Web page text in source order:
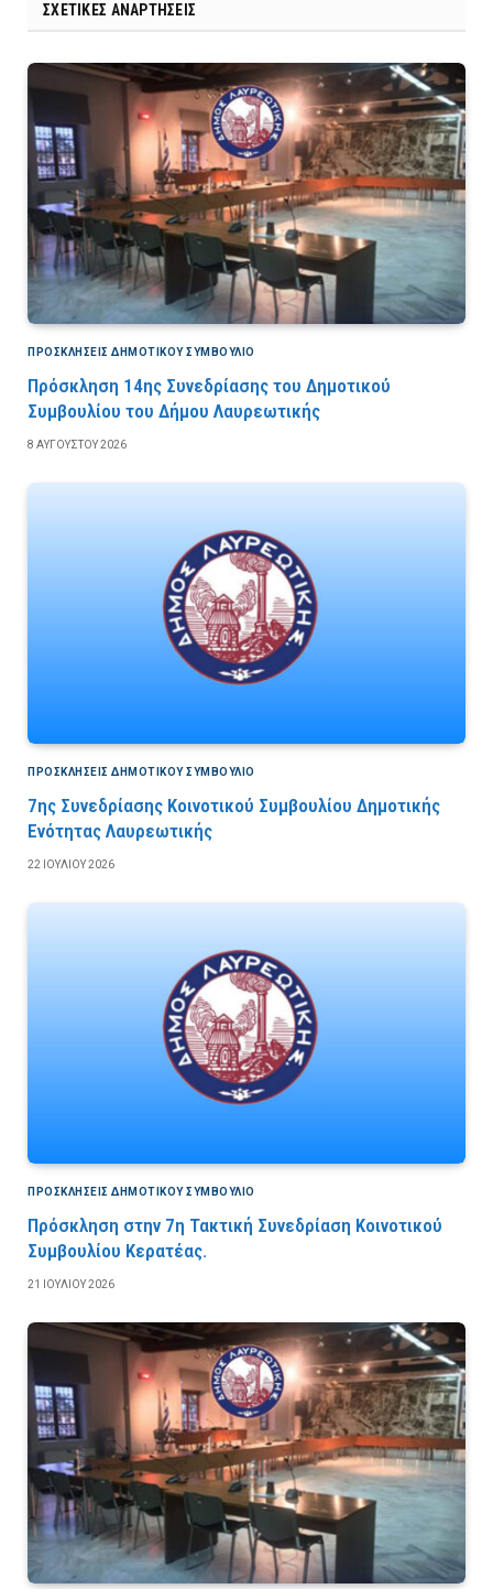
ΣΧΕΤΙΚΈΣ ΑΝΑΡΤΉΣΕΙΣ
ΠΡΟΣΚΛΉΣΕΙΣ ΔΗΜΟΤΙΚΟΎ ΣΥΜΒΟΎΛΙΟ
Πρόσκληση 14ης Συνεδρίασης του Δημοτικού
Συμβουλίου του Δήμου Λαυρεωτικής
8 ΑΥΓΟΎΣΤΟΥ 2026
ΠΡΟΣΚΛΉΣΕΙΣ ΔΗΜΟΤΙΚΟΎ ΣΥΜΒΟΎΛΙΟ
7ης Συνεδρίασης Κοινοτικού Συμβουλίου Δημοτικής
Ενότητας Λαυρεωτικής
22 ΙΟΥΛΊΟΥ 2026
ΠΡΟΣΚΛΉΣΕΙΣ ΔΗΜΟΤΙΚΟΎ ΣΥΜΒΟΎΛΙΟ
Πρόσκληση στην 7η Τακτική Συνεδρίαση Κοινοτικού
Συμβουλίου Κερατέας.
21 ΙΟΥΛΊΟΥ 2026